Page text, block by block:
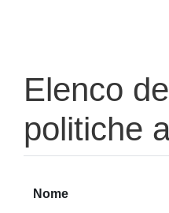
Elenco
politiche
Nome